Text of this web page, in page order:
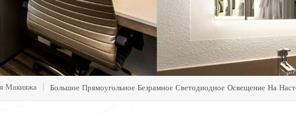
Макияжа | Большое Прямоугольное Безрамное Светодиодное Освещение На